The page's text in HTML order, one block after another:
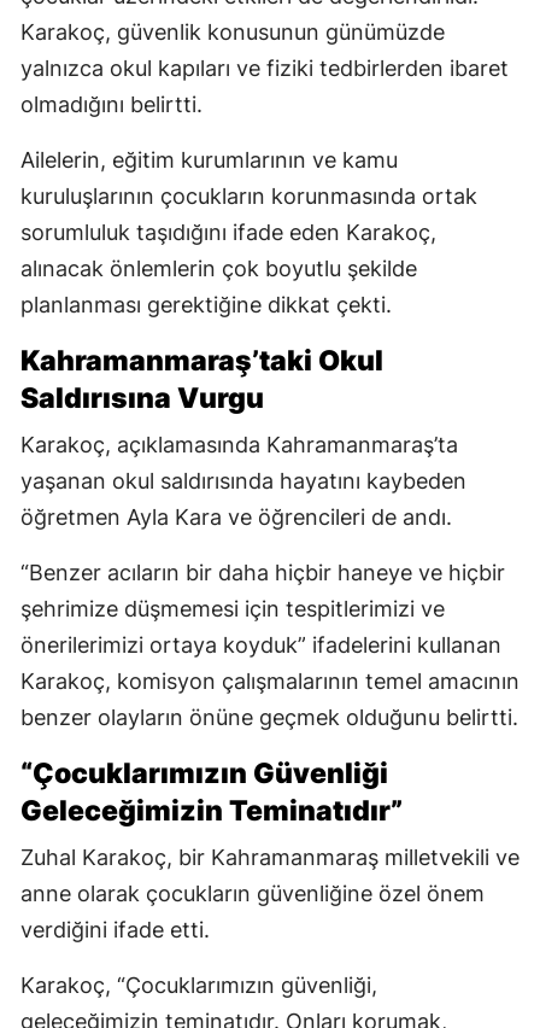
Karakoç, güvenlik konusunun günümüzde
yalnızca okul kapıları ve fiziki tedbirlerden ibaret
olmadığını belirtti.
Ailelerin, eğitim kurumlarının ve kamu
kuruluşlarının çocukların korunmasında ortak
sorumluluk taşıdığını ifade eden Karakoç,
alınacak önlemlerin çok boyutlu şekilde
planlanması gerektiğine dikkat çekti.
Kahramanmaraş’taki Okul
Saldırısına Vurgu
Karakoç, açıklamasında Kahramanmaraş’ta
yaşanan okul saldırısında hayatını kaybeden
öğretmen Ayla Kara ve öğrencileri de andı.
“Benzer acıların bir daha hiçbir haneye ve hiçbir
şehrimize düşmemesi için tespitlerimizi ve
önerilerimizi ortaya koyduk” ifadelerini kullanan
Karakoç, komisyon çalışmalarının temel amacının
benzer olayların önüne geçmek olduğunu belirtti.
“Çocuklarımızın Güvenliği
Geleceğimizin Teminatıdır”
Zuhal Karakoç, bir Kahramanmaraş milletvekili ve
anne olarak çocukların güvenliğine özel önem
verdiğini ifade etti.
Karakoç, “Çocuklarımızın güvenliği,
geleceğimizin teminatıdır. Onları korumak,